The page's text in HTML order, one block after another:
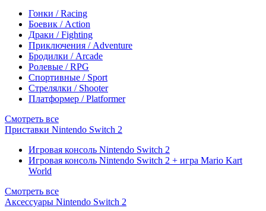
Гонки / Racing
Боевик / Action
Драки / Fighting
Приключения / Adventure
Бродилки / Arcade
Ролевые / RPG
Спортивные / Sport
Стрелялки / Shooter
Платформер / Platformer
Смотреть все
Приставки Nintendo Switch 2
Игровая консоль Nintendo Switch 2
Игровая консоль Nintendo Switch 2 + игра Mario Kart
World
Смотреть все
Аксессуары Nintendo Switch 2